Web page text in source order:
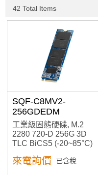
42 Total Items
SQF-C8MV2-
256GDEDM
工業級固態硬碟, M.2
2280 720-D 256G 3D
TLC BiCS5 (-20~85°C)
來電詢價 已含稅